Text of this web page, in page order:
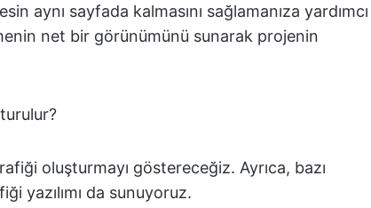
aynı sayfada kalmasını sağlamanıza yardımcı
net bir görünümünü sunarak projenin
oluşturmayı göstereceğiz. Ayrıca, bazı
yazılımı da sunuyoruz.